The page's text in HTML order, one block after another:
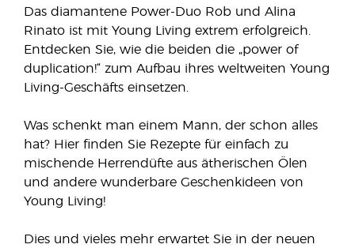
Das diamantene Power-Duo Rob und Alina
Rinato ist mit Young Living extrem erfolgreich.
Entdecken Sie, wie die beiden die „power of
duplication!“ zum Aufbau ihres weltweiten Young
Living-Geschäfts einsetzen.
Was schenkt man einem Mann, der schon alles
hat? Hier finden Sie Rezepte für einfach zu
mischende Herrendüfte aus ätherischen Ölen
und andere wunderbare Geschenkideen von
Young Living!
Dies und vieles mehr erwartet Sie in der neuen